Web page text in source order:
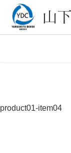
product01-item04